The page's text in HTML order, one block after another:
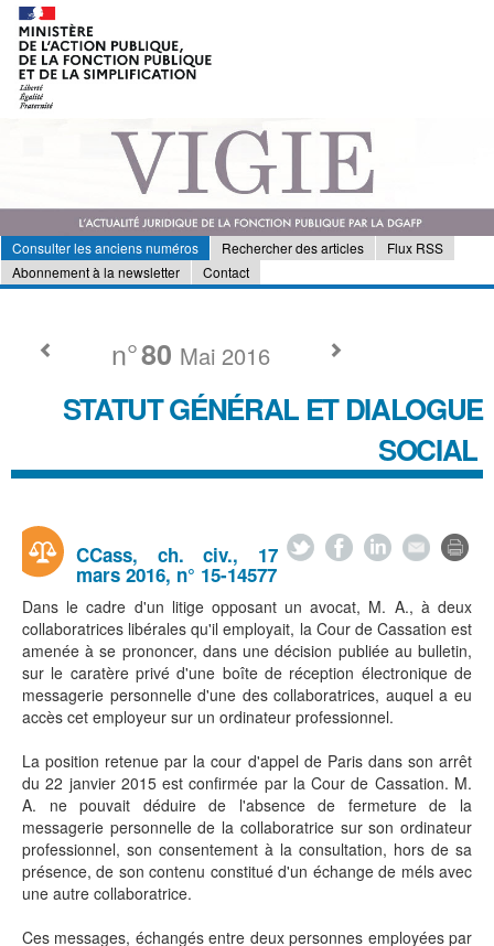
Consulter les anciens numéros Rechercher des articles
Flux RSS
Abonnement à la newsletter
Contact
n°80 Mai 2016
STATUT GÉNÉRAL ET DIALOGUE
SOCIAL
CCass, ch. civ., 17
mars 2016, n° 15-14577
Dans le cadre d'un litige opposant un avocat, M. A., à deux
collaboratrices libérales qu'il employait, la Cour de Cassation est
amenée à se prononcer, dans une décision publiée au bulletin,
sur le caratère privé d'une boîte de réception électronique de
messagerie personnelle d'une des collaboratrices, auquel a eu
accès cet employeur sur un ordinateur professionnel.
La position retenue par la cour d'appel de Paris dans son arrêt
du 22 janvier 2015 est confirmée par la Cour de Cassation. M.
A. ne pouvait déduire de l'absence de fermeture de la
messagerie personnelle de la collaboratrice sur son ordinateur
professionnel, son consentement à la consultation, hors de sa
présence, de son contenu constitué d'un échange de méls avec
une autre collaboratrice.
Ces messages, échangés entre deux personnes employées par